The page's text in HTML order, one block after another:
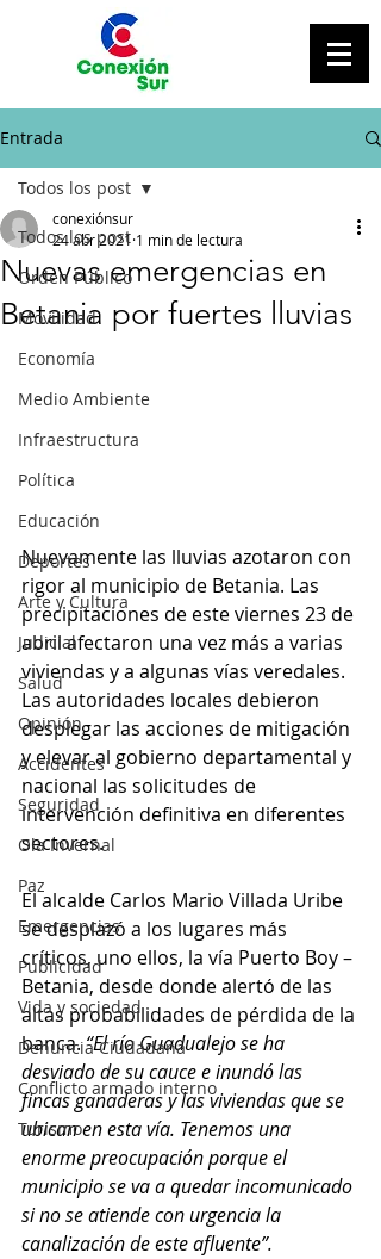
Entrada
Todos los post
Orden Público
Movilidad
Economía
Medio Ambiente
Infraestructura
Política
Educación
Deportes
Arte y Cultura
Judicial
Salud
Opinión
Accidentes
Seguridad
Ola Invernal
Paz
Emergencias
Publicidad
Vida y sociedad
Denuncia Ciudadana
Conflicto armado interno
Turismo
Todos los post
Nuevas emergencias en
Betania por fuertes lluvias
conexiónsur
24 abr 2021 1 min de lectura
Nuevamente las lluvias azotaron con
rigor al municipio de Betania. Las
precipitaciones de este viernes 23 de
abril afectaron una vez más a varias
viviendas y a algunas vías veredales.
Las autoridades locales debieron
desplegar las acciones de mitigación
y elevar al gobierno departamental y
nacional las solicitudes de
intervención definitiva en diferentes
sectores.
El alcalde Carlos Mario Villada Uribe
se desplazó a los lugares más
críticos, uno ellos, la vía Puerto Boy –
Betania, desde donde alertó de las
altas probabilidades de pérdida de la
banca. “El río Guadualejo se ha
desviado de su cauce e inundó las
fincas ganaderas y las viviendas que se
ubican en esta vía. Tenemos una
enorme preocupación porque el
municipio se va a quedar incomunicado
si no se atiende con urgencia la
canalización de este afluente”.